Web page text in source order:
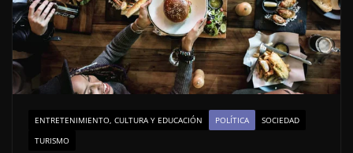
ENTRETENIMIENTO, CULTURA Y EDUCACIÓN POLÍTICA
SOCIEDAD
TURISMO